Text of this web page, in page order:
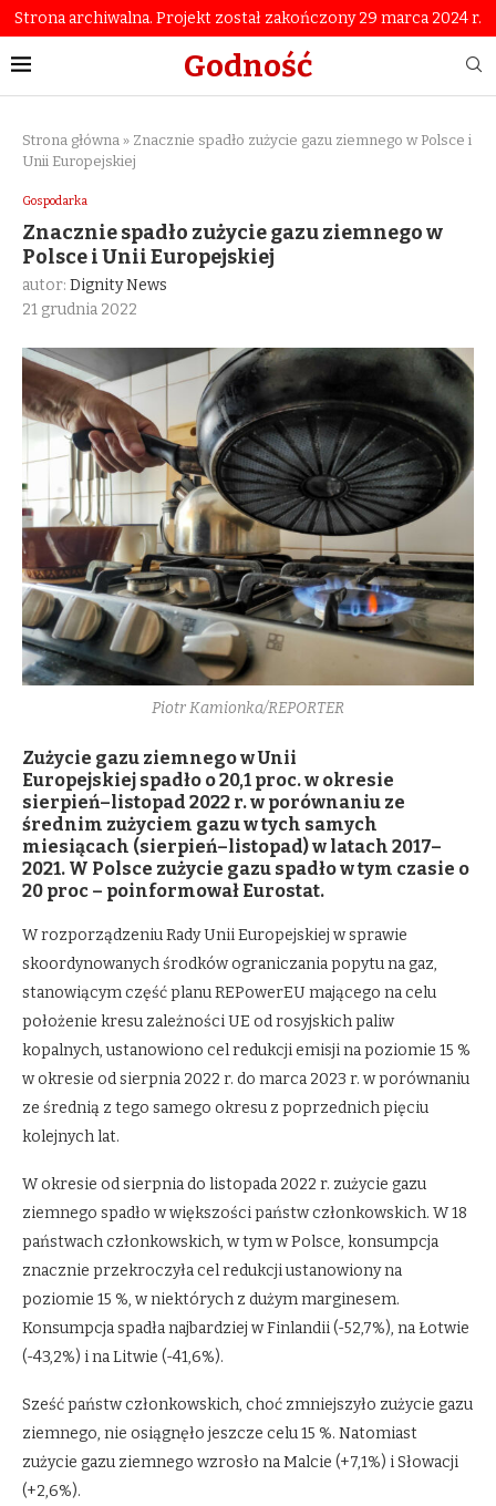
Strona archiwalna. Projekt został zakończony 29 marca 2024 r.
Godność
Strona główna » Znacznie spadło zużycie gazu ziemnego w Polsce i
Unii Europejskiej
Gospodarka
Znacznie spadło zużycie gazu ziemnego w
Polsce i Unii Europejskiej
autor: Dignity News
21 grudnia 2022
Piotr Kamionka/REPORTER
Zużycie gazu ziemnego w Unii
Europejskiej spadło o 20,1 proc. w okresie
sierpień–listopad 2022 r. w porównaniu ze
średnim zużyciem gazu w tych samych
miesiącach (sierpień–listopad) w latach 2017–
2021. W Polsce zużycie gazu spadło w tym czasie o
20 proc – poinformował Eurostat.
W rozporządzeniu Rady Unii Europejskiej w sprawie
skoordynowanych środków ograniczania popytu na gaz,
stanowiącym część planu REPowerEU mającego na celu
położenie kresu zależności UE od rosyjskich paliw
kopalnych, ustanowiono cel redukcji emisji na poziomie 15 %
w okresie od sierpnia 2022 r. do marca 2023 r. w porównaniu
ze średnią z tego samego okresu z poprzednich pięciu
kolejnych lat.
W okresie od sierpnia do listopada 2022 r. zużycie gazu
ziemnego spadło w większości państw członkowskich. W 18
państwach członkowskich, w tym w Polsce, konsumpcja
znacznie przekroczyła cel redukcji ustanowiony na
poziomie 15 %, w niektórych z dużym marginesem.
Konsumpcja spadła najbardziej w Finlandii (-52,7%), na Łotwie
(-43,2%) i na Litwie (-41,6%).
Sześć państw członkowskich, choć zmniejszyło zużycie gazu
ziemnego, nie osiągnęło jeszcze celu 15 %. Natomiast
zużycie gazu ziemnego wzrosło na Malcie (+7,1%) i Słowacji
(+2,6%).